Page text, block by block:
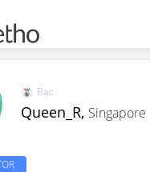
Bạc
Queen_R, Singapore